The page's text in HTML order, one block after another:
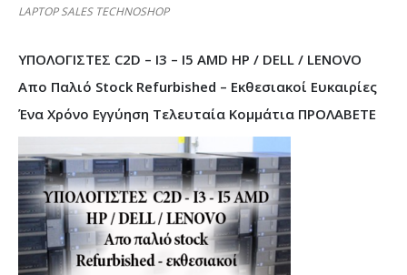
LAPTOP SALES TECHNOSHOP
ΥΠΟΛΟΓΙΣΤΕΣ C2D – I3 – I5 AMD HP / DELL / LENOVO
Απο Παλιό Stock Refurbished – Εκθεσιακοί Ευκαιρίες
Ένα Χρόνο Εγγύηση Τελευταία Κομμάτια ΠΡΟΛΑΒΕΤΕ